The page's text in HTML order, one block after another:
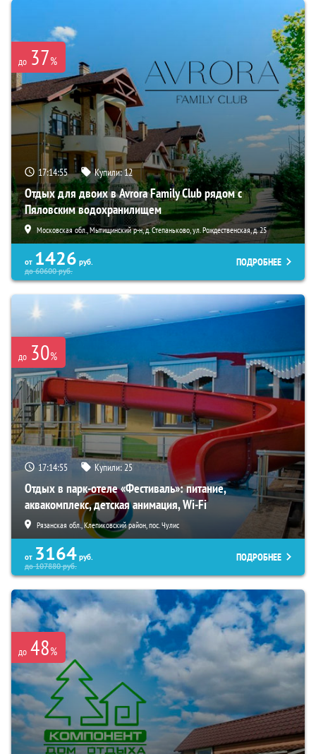
до 37%
17:14:53 Купили:12
Отдых для двоих в Avrora Family Club рядом с
Пяловским водохранилищем
Московская обл., Мытищинский р-н, д. Степаньково, ул. Рождественская, д. 25
от 1426 руб.
до60600руб.
ПОДРОБНЕЕ
до 30%
17:14:53 Купили:25
Отдых в парк-отеле «Фестиваль»: питание,
аквакомплекс, детская анимация, Wi-Fi
Рязанская обл., Клепиковский район, пос. Чулис
от 3164 руб.
до107880руб.
ПОДРОБНЕЕ
до 48%